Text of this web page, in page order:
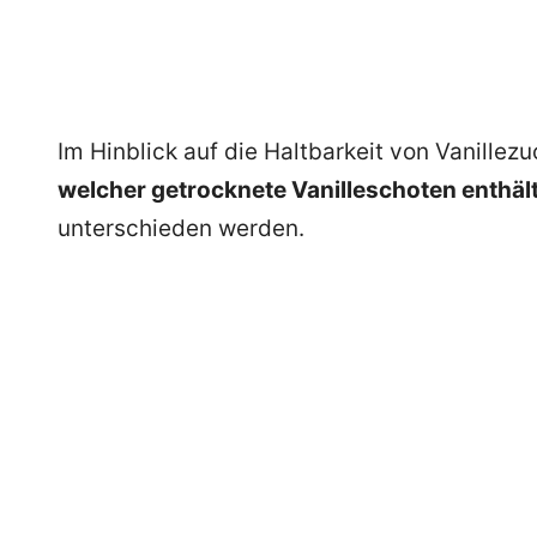
Im Hinblick auf die Haltbarkeit von
welcher getrocknete Vanilleschoten
unterschieden werden.